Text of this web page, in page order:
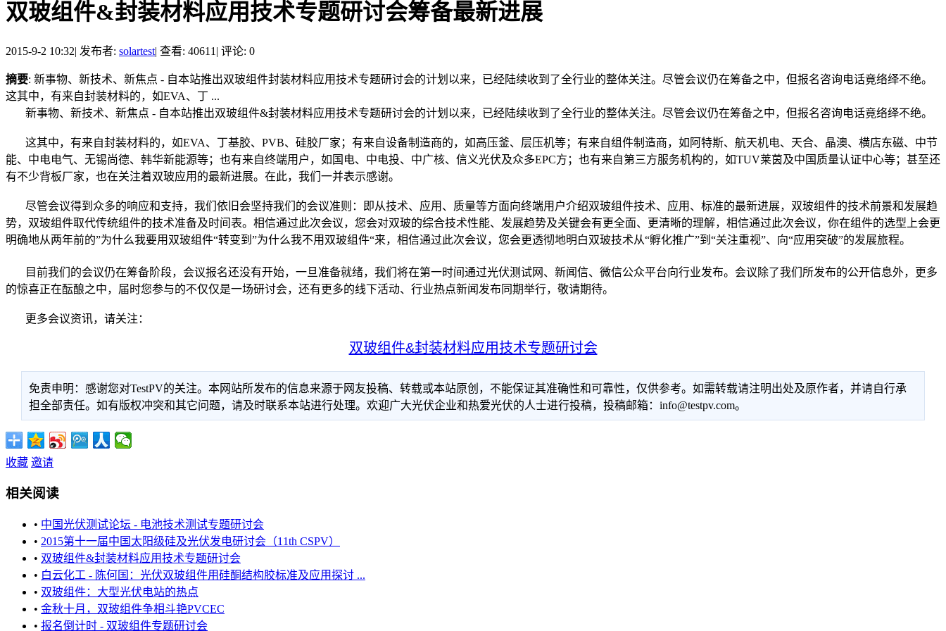
双玻组件&封装材料应用技术专题研讨会筹备最新进展
2015-9-2 10:32| 发布者: solartest| 查看: 40611 | 评论: 0
摘要: 新事物、新技术、新焦点 - 自本站推出双玻组件封装材料应用技术专题研讨会的计划以来，已经陆续收到了全行业的整体关注。尽管会议仍在筹备之中，但报名咨询电话竟络绎不绝。
这其中，有来自封装材料的，如EVA、丁 ...
新事物、新技术、新焦点 - 自本站推出双玻组件&封装材料应用技术专题研讨会的计划以来，已经陆续收到了全行业的整体关注。尽管会议仍在筹备之中，但报名咨询电话竟络绎不绝。
这其中，有来自封装材料的，如EVA、丁基胶、PVB、硅胶厂家；有来自设备制造商的，如高压釜、层压机等；有来自组件制造商，如阿特斯、航天机电、天合、晶澳、横店东磁、中节
能、中电电气、无锡尚德、韩华新能源等；也有来自终端用户，如国电、中电投、中广核、信义光伏及众多EPC方；也有来自第三方服务机构的，如TUV莱茵及中国质量认证中心等；甚至还
有不少背板厂家，也在关注着双玻应用的最新进展。在此，我们一并表示感谢。
尽管会议得到众多的响应和支持，我们依旧会坚持我们的会议准则：即从技术、应用、质量等方面向终端用户介绍双玻组件技术、应用、标准的最新进展，双玻组件的技术前景和发展趋
势，双玻组件取代传统组件的技术准备及时间表。相信通过此次会议，您会对双玻的综合技术性能、发展趋势及关键会有更全面、更清晰的理解，相信通过此次会议，你在组件的选型上会更
明确地从两年前的”为什么我要用双玻组件“转变到”为什么我不用双玻组件“来，相信通过此次会议，您会更透彻地明白双玻技术从“孵化推广”到“关注重视”、向“应用突破”的发展旅程。
目前我们的会议仍在筹备阶段，会议报名还没有开始，一旦准备就绪，我们将在第一时间通过光伏测试网、新闻信、微信公众平台向行业发布。会议除了我们所发布的公开信息外，更多
的惊喜正在酝酿之中，届时您参与的不仅仅是一场研讨会，还有更多的线下活动、行业热点新闻发布同期举行，敬请期待。
更多会议资讯，请关注：
双玻组件&封装材料应用技术专题研讨会
免责申明：感谢您对TestPV的关注。本网站所发布的信息来源于网友投稿、转载或本站原创，不能保证其准确性和可靠性，仅供参考。如需转载请注明出处及原作者，并请自行承
担全部责任。如有版权冲突和其它问题，请及时联系本站进行处理。欢迎广大光伏企业和热爱光伏的人士进行投稿，投稿邮箱：info@testpv.com。
收藏 邀请
相关阅读
• 中国光伏测试论坛 - 电池技术测试专题研讨会
• 2015第十一届中国太阳级硅及光伏发电研讨会（11th CSPV）
• 双玻组件&封装材料应用技术专题研讨会
• 白云化工 - 陈何国：光伏双玻组件用硅酮结构胶标准及应用探讨 ...
• 双玻组件：大型光伏电站的热点
• 金秋十月，双玻组件争相斗艳PVCEC
• 报名倒计时 - 双玻组件专题研讨会